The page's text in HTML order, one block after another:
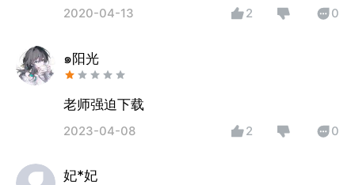
2020-04-13 2 0
๑阳光
老师强迫下载
2023-04-08 2 0
妃*妃